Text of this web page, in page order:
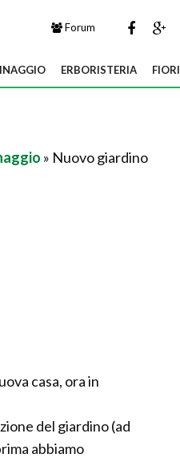
Forum
ERBORISTERIA FIORI
» Nuovo giardino
casa, ora in
del giardino (ad
abbiamo